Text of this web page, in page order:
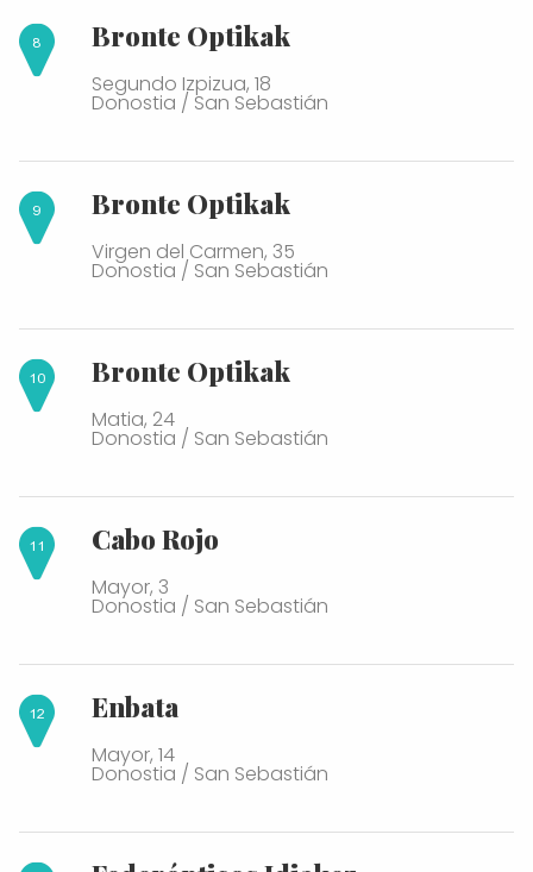
Bronte Optikak
Segundo Izpizua, 18
Donostia / San Sebastián
Bronte Optikak
Virgen del Carmen, 35
Donostia / San Sebastián
Bronte Optikak
Matia, 24
Donostia / San Sebastián
Cabo Rojo
Mayor, 3
Donostia / San Sebastián
Enbata
Mayor, 14
Donostia / San Sebastián